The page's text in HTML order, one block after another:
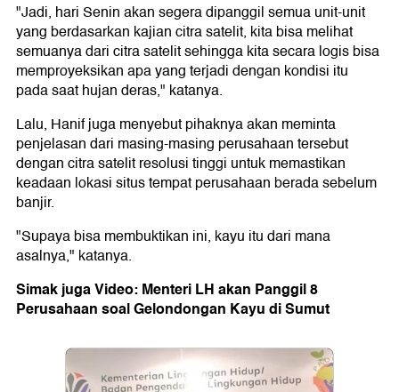
"Jadi, hari Senin akan segera dipanggil semua unit-unit
yang berdasarkan kajian citra satelit, kita bisa melihat
semuanya dari citra satelit sehingga kita secara logis bisa
memproyeksikan apa yang terjadi dengan kondisi itu
pada saat hujan deras," katanya.
Lalu, Hanif juga menyebut pihaknya akan meminta
penjelasan dari masing-masing perusahaan tersebut
dengan citra satelit resolusi tinggi untuk memastikan
keadaan lokasi situs tempat perusahaan berada sebelum
banjir.
"Supaya bisa membuktikan ini, kayu itu dari mana
asalnya," katanya.
Simak juga Video: Menteri LH akan Panggil 8
Perusahaan soal Gelondongan Kayu di Sumut